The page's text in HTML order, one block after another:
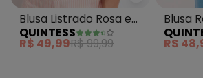
Blusa Listrado Rosa em
Tecido Plano
Sustentável
QUINTESS
R$ 49,99R$ 99,99
Blusa
R$